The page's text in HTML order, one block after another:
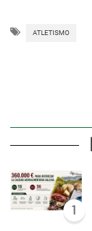
ATLETISMO
1